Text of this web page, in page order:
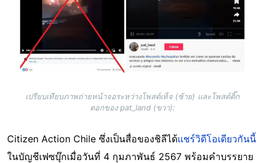
เปรียบเทียบภาพถ่ายหน้าจอระหว่างโพสต์เท็จ (ซ้าย) และโพสต์ติ๊ก
ตอกของ pat_land (ขวา):
Citizen Action Chile ซึ่งเป็นสื่อของชิลีได้แชร์วิดีโอเดียวกันนี้
ในบัญชีเฟซบุ๊กเมื่อวันที่ 4 กุมภาพันธ์ 2567 พร้อมคำบรรยาย